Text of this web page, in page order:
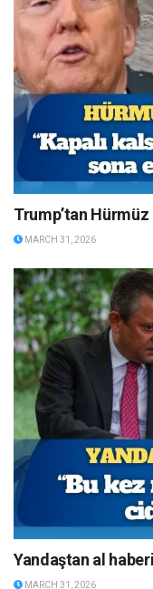
Trump’tan
MARCH 31, 2026
Yandaştan al
MARCH 31, 2026